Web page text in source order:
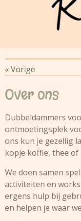
«Vorige
Over ons
Dubbeldammers
ontmoetingsplek
ons kun je gezellig
kopje koffie, thee of
We doen samen
activiteiten en
ergens hulp bij
en helpen je waar